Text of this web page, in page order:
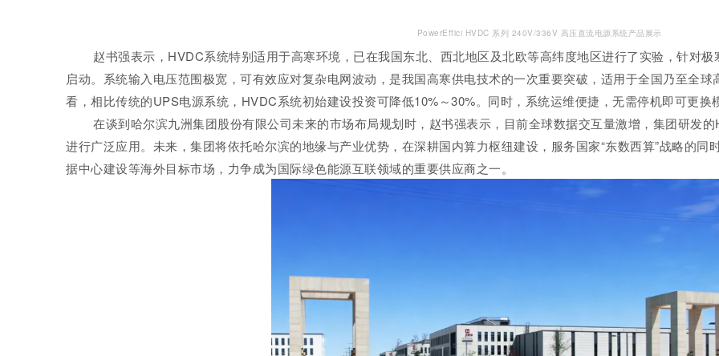
PowerEffici HV DC 系列 240V/336V 高压直流电源系统产品展示
赵书强表示，HVDC系统特别适用于高寒环境，已在我国东北、西北地区及北欧等高纬度地区进行了实验，针对
启动。系统输入电压范围极宽，可有效应对复杂电网波动，是我国高寒供电技术的一次重要突破，适用于全国乃至全
看，相比传统的UPS电源系统，HVDC系统初始建设投资可降低10%～30%。同时，系统运维便捷，无需停机即可更
在谈到哈尔滨九洲集团股份有限公司未来的市场布局规划时，赵书强表示，目前全球数据交互量激增，集团研发
进行广泛应用。未来，集团将依托哈尔滨的地缘与产业优势，在深耕国内算力枢纽建设，服务国家“东数西算”战略的
据中心建设等海外目标市场，力争成为国际绿色能源互联领域的重要供应商之一。